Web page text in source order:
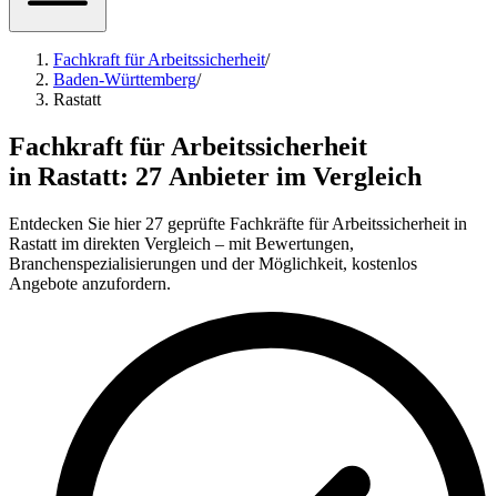
Fachkraft für Arbeitssicherheit/
Baden-Württemberg/
Rastatt
Fachkraft für Arbeitssicherheit
in Rastatt: 27 Anbieter im Vergleich
Entdecken Sie hier 27 geprüfte Fachkräfte für Arbeitssicherheit in
Rastatt im direkten Vergleich – mit Bewertungen,
Branchenspezialisierungen und der Möglichkeit, kostenlos
Angebote anzufordern.